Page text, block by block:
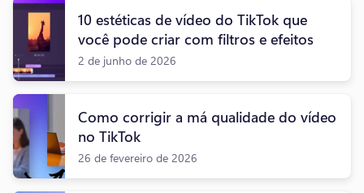
10 estéticas de vídeo do TikTok que
você pode criar com filtros e efeitos
2 de junho de 2026
Como corrigir a má qualidade do vídeo
no TikTok
26 de fevereiro de 2026